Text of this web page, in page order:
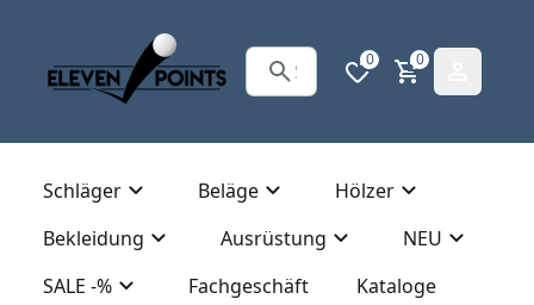
0 0
Schläger Beläge
Hölzer
Bekleidung
Ausrüstung
NEU
SALE -%
Fachgeschäft Kataloge